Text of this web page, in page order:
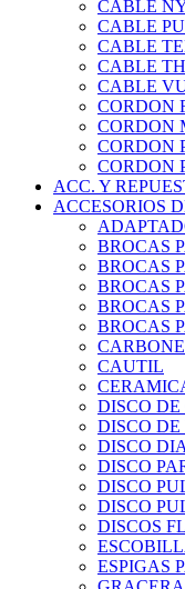
CABLE
CABLE
CABLE
CABLE
CABLE
CORDON
CORDON
CORDON
CORDON
ACC. Y
ACCESORIOS
BROCAS
BROCAS
BROCAS
BROCAS
BROCAS
CAUTIL
DISCO DE
DISCO DE
DISCO
DISCO
DISCO
DISCO
DISCOS
ESPIGAS